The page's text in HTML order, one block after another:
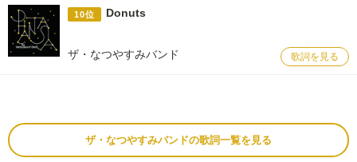
10位 Donuts
ザ・なつやすみバンド 歌詞を見る
ザ・なつやすみバンドの歌詞一覧を見る